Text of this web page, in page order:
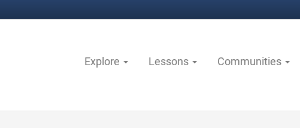
Explore Lessons Communities